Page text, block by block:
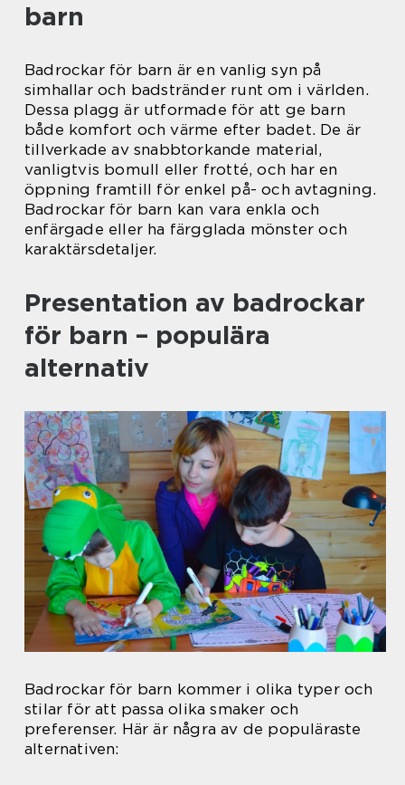
barn
Badrockar för barn är en vanlig syn på
simhallar och badstränder runt om i världen.
Dessa plagg är utformade för att ge barn
både komfort och värme efter badet. De är
tillverkade av snabbtorkande material,
vanligtvis bomull eller frotté, och har en
öppning framtill för enkel på- och avtagning.
Badrockar för barn kan vara enkla och
enfärgade eller ha färgglada mönster och
karaktärsdetaljer.
Presentation av badrockar
för barn – populära
alternativ
Badrockar för barn kommer i olika typer och
stilar för att passa olika smaker och
preferenser. Här är några av de populäraste
alternativen: